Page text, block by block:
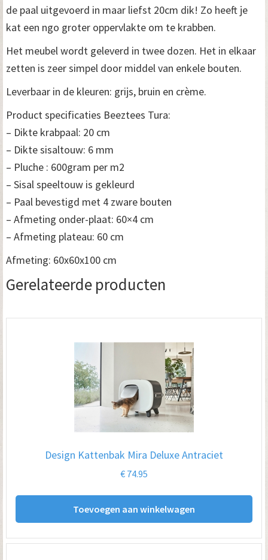
de paal uitgevoerd in maar liefst 20cm dik! Zo heeft je
kat een ngo groter oppervlakte om te krabben.
Het meubel wordt geleverd in twee dozen. Het in elkaar
zetten is zeer simpel door middel van enkele bouten.
Leverbaar in de kleuren: grijs, bruin en crème.
Product specificaties Beeztees Tura:
– Dikte krabpaal: 20 cm
– Dikte sisaltouw: 6 mm
– Pluche : 600gram per m2
– Sisal speeltouw is gekleurd
– Paal bevestigd met 4 zware bouten
– Afmeting onder-plaat: 60×4 cm
– Afmeting plateau: 60 cm
Afmeting: 60x60x100 cm
Gerelateerde producten
Design Kattenbak Mira Deluxe Antraciet
€ 74.95
Toevoegen aan winkelwagen